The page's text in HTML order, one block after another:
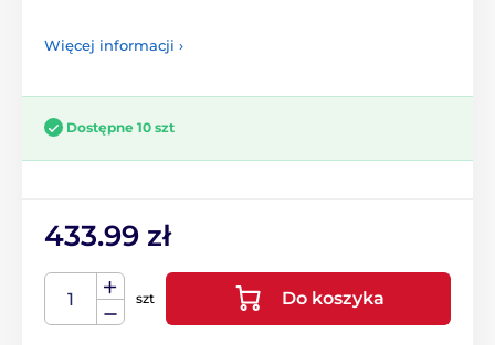
Więcej informacji ›
Dostępne 10 szt
433.99 zł
szt Do koszyka